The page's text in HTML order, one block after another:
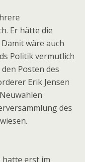
Er hätte die
wäre auch
Politik vermutlich
Posten des
Erik Jensen
des
hatte erst im